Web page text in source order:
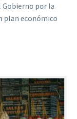
por la
plan económico